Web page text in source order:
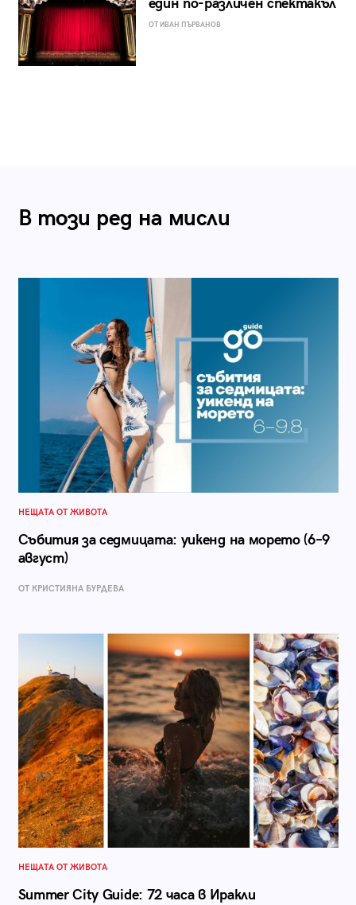
един по-различен спектакъл
ОТ ИВАН ПЪРВАНОВ
В този ред на мисли
НЕЩАТА ОТ ЖИВОТА
Събития за седмицата: уикенд на морето (6–9
август)
ОТ КРИСТИЯНА БУРДЕВА
НЕЩАТА ОТ ЖИВОТА
Summer City Guide: 72 часа в Иракли